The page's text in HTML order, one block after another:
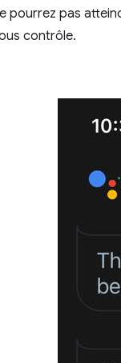
pourrez pas
contrôle.